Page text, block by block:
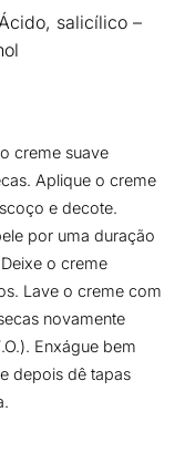
salicílico –
creme suave
Aplique o creme
e decote.
por uma duração
o creme
Lave o creme com
novamente
Enxágue bem
depois dê tapas